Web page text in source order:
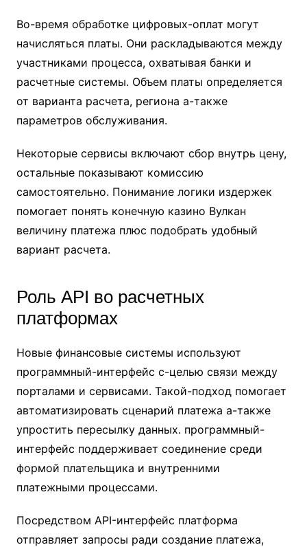
Во-время обработке цифровых-оплат могут
начисляться платы. Они раскладываются между
участниками процесса, охватывая банки и
расчетные системы. Объем платы определяется
от варианта расчета, региона а-также
параметров обслуживания.
Некоторые сервисы включают сбор внутрь цену,
остальные показывают комиссию
самостоятельно. Понимание логики издержек
помогает понять конечную казино Вулкан
величину платежа плюс подобрать удобный
вариант расчета.
Роль API во расчетных
платформах
Новые финансовые системы используют
программный-интерфейс с-целью связи между
порталами и сервисами. Такой-подход помогает
автоматизировать сценарий платежа а-также
упростить пересылку данных. программный-
интерфейс поддерживает соединение среди
формой плательщика и внутренними
платежными процессами.
Посредством API-интерфейс платформа
отправляет запросы ради создание платежа,